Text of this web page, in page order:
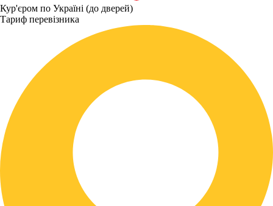
Кур'єром по Україні (до дверей)
Тариф перевізника